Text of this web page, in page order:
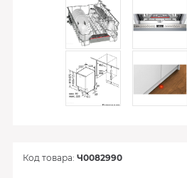
Код товара: Ч0082990